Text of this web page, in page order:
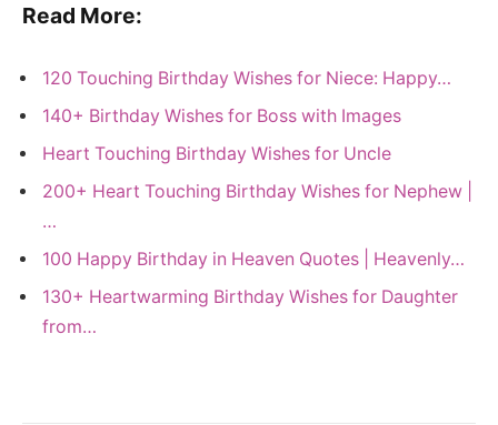
Read More:
120 Touching Birthday Wishes for Niece: Happy…
140+ Birthday Wishes for Boss with Images
Heart Touching Birthday Wishes for Uncle
200+ Heart Touching Birthday Wishes for Nephew |
…
100 Happy Birthday in Heaven Quotes | Heavenly…
130+ Heartwarming Birthday Wishes for Daughter
from…